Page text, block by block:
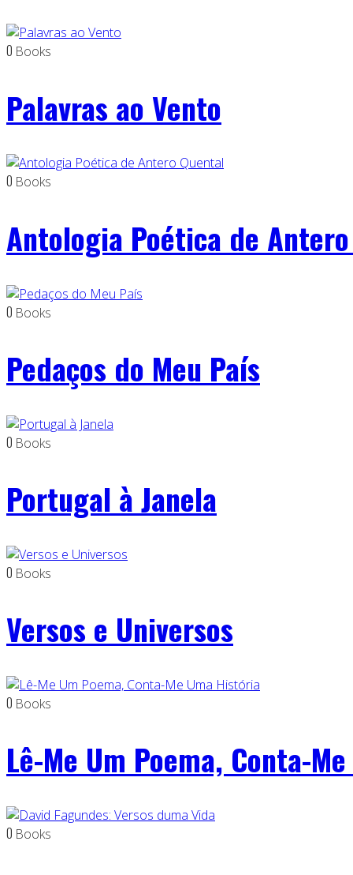
0 Books
Palavras ao Vento
0 Books
Antologia Poética de
0 Books
Pedaços do Meu País
0 Books
Portugal à Janela
0 Books
Versos e Universos
0 Books
Lê-Me Um Poema, Conta-
0 Books